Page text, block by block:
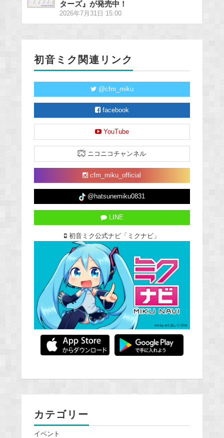
ターズ』が発売中！
2026年7月31日 15:00
初音ミク関連リンク
@cfm_miku
facebook
YouTube
ニコニコチャンネル
cfm_miku_official
@hatsunemiku0831
LINE
初音ミク公式ナビ「ミクナビ」
カテゴリー
イベント